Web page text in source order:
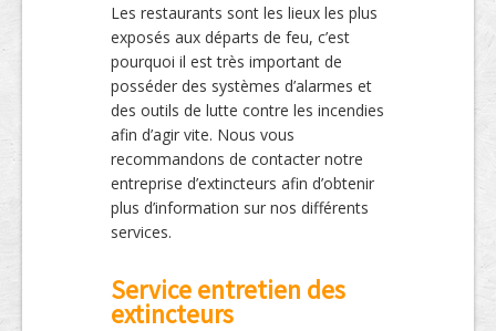
Les restaurants sont les lieux les plus
exposés aux départs de feu, c’est
pourquoi il est très important de
posséder des systèmes d’alarmes et
des outils de lutte contre les incendies
afin d’agir vite. Nous vous
recommandons de contacter notre
entreprise d’extincteurs afin d’obtenir
plus d’information sur nos différents
services.
Service entretien des
extincteurs